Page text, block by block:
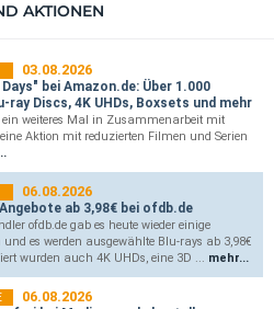
AKTIONEN
03.08.2026
bei Amazon.de: Über 1.000
ray Discs, 4K UHDs, Boxsets und mehr
weiteres Mal in Zusammenarbeit mit
Aktion mit reduzierten Filmen und Serien
06.08.2026
ab 3,98€ bei ofdb.de
ofdb.de gab es heute wieder einige
und es werden ausgewählte Blu-rays ab 3,98€
wurden auch 4K UHDs, eine 3D ... mehr...
06.08.2026